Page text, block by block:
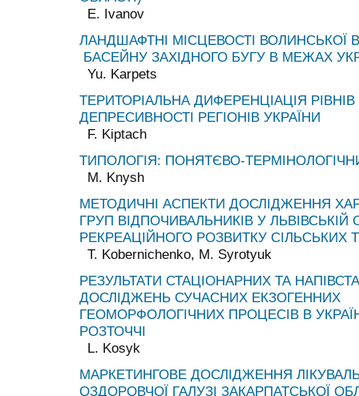
E. Ivanov
ЛАНДШАФТНІ МІСЦЕВОСТІ ВОЛИНСЬКОЇ
БАСЕЙНУ ЗАХІДНОГО БУГУ В МЕЖАХ
Yu. Karpets
ТЕРИТОРІАЛЬНА ДИФЕРЕНЦІАЦІЯ
ДЕПРЕСИВНОСТІ РЕГІОНІВ УКРАЇНИ
F. Kiptach
ТИПОЛОГІЯ: ПОНЯТЄВО-
М. Knysh
МЕТОДИЧНІ АСПЕКТИ ДОСЛІДЖЕННЯ
ГРУП ВІДПОЧИВАЛЬНИКІВ У ЛЬВІВСЬКІЙ
РЕКРЕАЦІЙНОГО РОЗВИТКУ СІЛЬСЬКИХ
Т. Kobernichenko, M. Syrotyuk
РЕЗУЛЬТАТИ СТАЦІОНАРНИХ ТА
ДОСЛІДЖЕНЬ СУЧАСНИХ ЕКЗОГЕННИХ
ГЕОМОРФОЛОГІЧНИХ ПРОЦЕСІВ В
РОЗТОЧЧІ
L. Kosyk
МАРКЕТИНГОВЕ ДОСЛІДЖЕННЯ
ОЗДОРОВЧОЇ ГАЛУЗІ ЗАКАРПАТСЬКОЇ